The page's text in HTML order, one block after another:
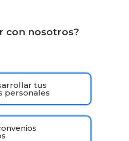
con nosotros?
tus
personales